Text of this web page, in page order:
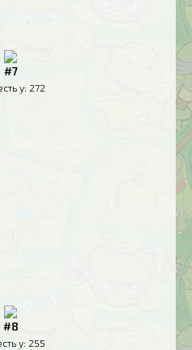
#7
у: 272
#8
у: 255